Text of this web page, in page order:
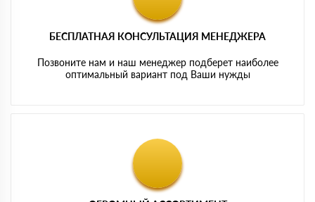
БЕСПЛАТНАЯ КОНСУЛЬТАЦИЯ МЕНЕДЖЕРА
Позвоните нам и наш менеджер подберет наиболее
оптимальный вариант под Ваши нужды